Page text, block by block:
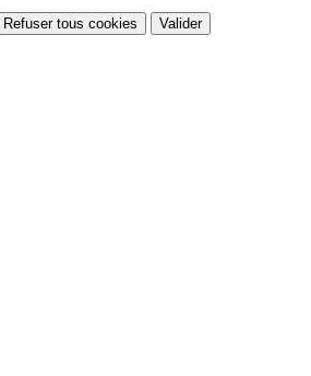
Refuser tous cookies Valider